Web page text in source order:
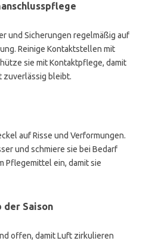
und Sicherungen regelmäßig auf
Reinige Kontaktstellen mit
sie mit Kontaktpflege, damit
zuverlässig bleibt.
auf Risse und Verformungen.
und schmiere sie bei Bedarf
Pflegemittel ein, damit sie
der Saison
offen, damit Luft zirkulieren